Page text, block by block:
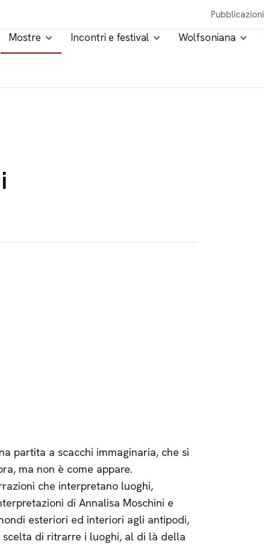
Pubblicazioni
Mostre Incontri e festival Wolfsoniana
partita a scacchi immaginaria, che si
ma non è come appare.
che interpretano luoghi,
di Annalisa Moschini e
esteriori ed interiori agli antipodi,
di ritrarre i luoghi, al di là della